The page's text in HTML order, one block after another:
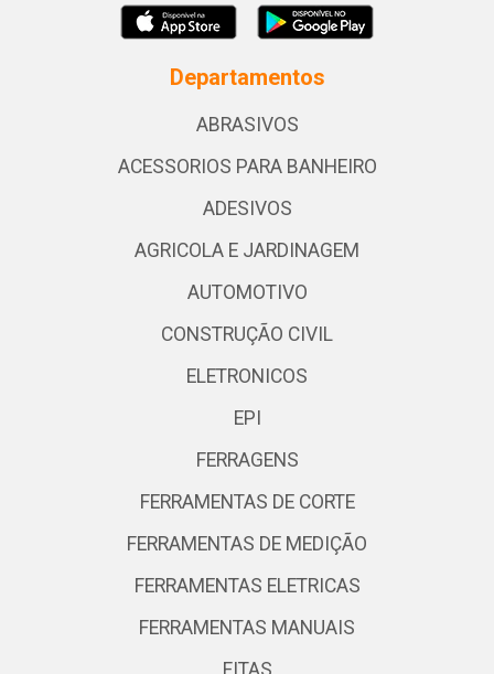
Departamentos
ABRASIVOS
ACESSORIOS PARA BANHEIRO
ADESIVOS
AGRICOLA E JARDINAGEM
AUTOMOTIVO
CONSTRUÇÃO CIVIL
ELETRONICOS
EPI
FERRAGENS
FERRAMENTAS DE CORTE
FERRAMENTAS DE MEDIÇÃO
FERRAMENTAS ELETRICAS
FERRAMENTAS MANUAIS
FITAS